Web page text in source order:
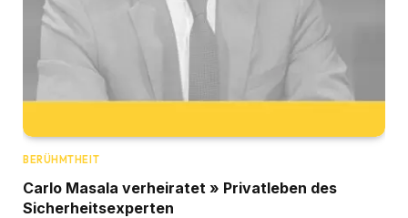
BERÜHMTHEIT
Carlo Masala verheiratet » Privatleben des
Sicherheitsexperten